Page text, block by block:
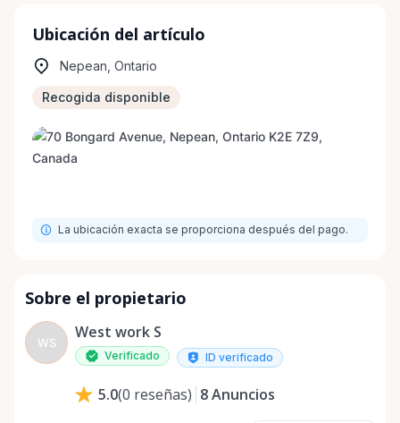
Ubicación del artículo
Nepean, Ontario
Recogida disponible
La ubicación exacta se proporciona después del pago.
Sobre el propietario
WS
West work S
Verificado ID verificado
5.0(0 reseñas) 8Anuncios